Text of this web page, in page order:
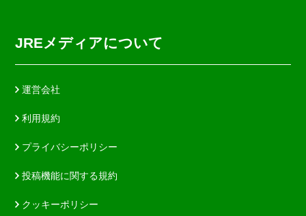
JREメディアについて
運営会社
利用規約
プライバシーポリシー
投稿機能に関する規約
クッキーポリシー